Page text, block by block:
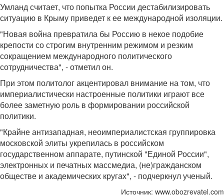
Умланд считает, что попытка России дестабилизировать
ситуацию в Крыму приведет к ее международной изоляции.
"Новая война превратила бы Россию в некое подобие
крепости со строгим внутренним режимом и резким
сокращением международного политического
сотрудничества", - отметил он.
При этом политолог акцентировал внимание на том, что
империалистически настроенные политики играют все
более заметную роль в формировании российской
политики.
"Крайне антизападная, неоимпериалистская группировка
московской элиты укрепилась в российском
государственном аппарате, путинской "Единой России",
электронных и печатных массмедиа, (не)гражданском
обществе и академических кругах", - подчеркнул ученый.
Источник: www.obozrevatel.com